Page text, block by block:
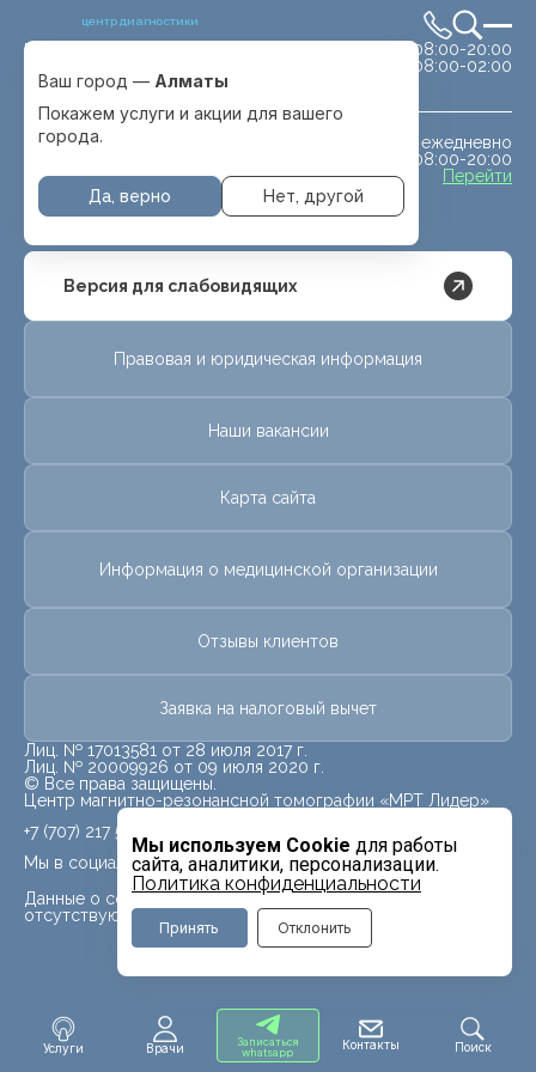
центр диагностики
Выбрать город
с. Отеген батыра
сб-вс 08:00-20:00
08:00-02:00
ежедневно
08:00-20:00
Перейти
Ваш город — Алматы
Покажем услуги и акции для вашего
города.
Да, верно Нет, другой
Услуги Врачи
Записаться
whatsapp
Контакты Поиск
Мы используем Cookie для работы
сайта, аналитики, персонализации.
Политика конфиденциальности
Принять Отклонить
Версия для слабовидящих
Правовая и юридическая информация
Наши вакансии
Карта сайта
Информация о медицинской организации
Отзывы клиентов
Заявка на налоговый вычет
Лиц. № 17013581 от 28 июля 2017 г.
Лиц. № 20009926 от 09 июля 2020 г.
© Все права защищены.
Центр магнитно-резонансной томографии «МРТ Лидер»
Мы в социальных сетях
Данные о социальных сетях для данного филиала
отсутствуют
+7 (707) 217 5840